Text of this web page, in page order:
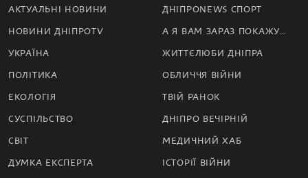
АКТУАЛЬНІ НОВИНИ
НОВИНИ ДНІПРОTV
УКРАЇНА
ПОЛІТИКА
ЕКОЛОГІЯ
СУСПІЛЬСТВО
СВІТ
ДУМКА ЕКСПЕРТА
ДНІПРОNEWS СПОРТ
А Я ВАМ ЗАРАЗ ПОКАЖУ…
ЖИТТЄЛЮБИ ДНІПРА
ОБЛИЧЧЯ ВІЙНИ
ТВІЙ РАНОК
ДНІПРО ВЕЧІРНІЙ
МЕДИЧНИЙ ХАБ
ІСТОРІЇ ВІЙНИ